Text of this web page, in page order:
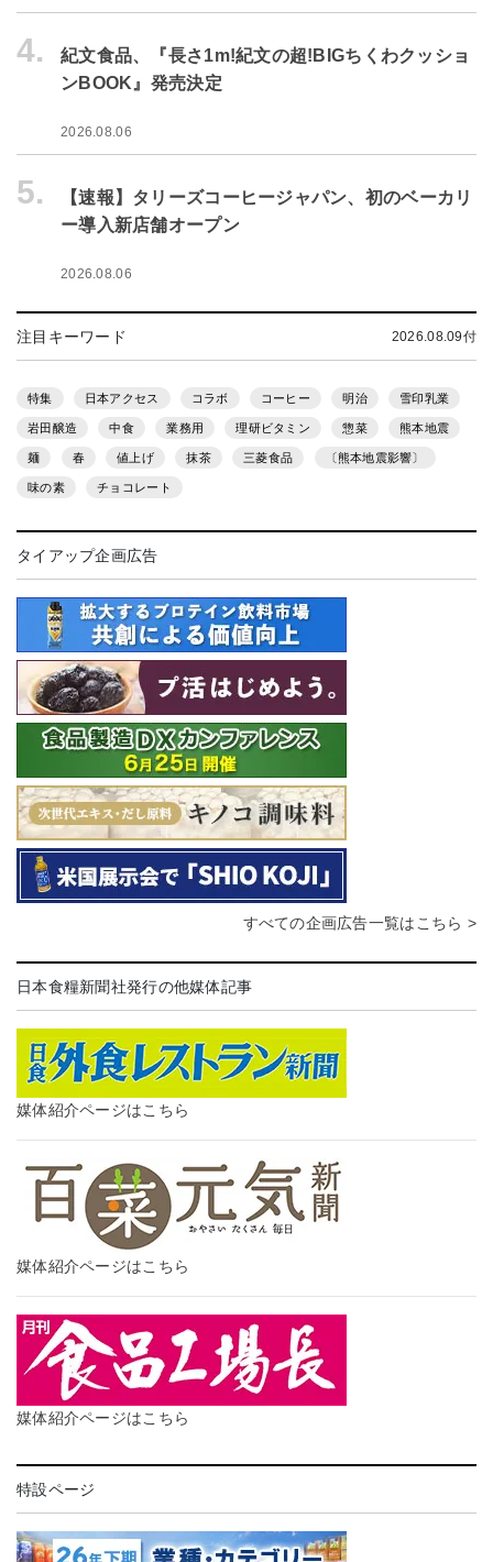
4.
紀文食品、『長さ1m!紀文の超!BIGちくわクッショ
ンBOOK』発売決定
2026.08.06
5.
【速報】タリーズコーヒージャパン、初のベーカリ
ー導入新店舗オープン
2026.08.06
注目キーワード 2026.08.09付
特集 日本アクセス コラボ コーヒー 明治 雪印乳業
岩田醸造 中食 業務用 理研ビタミン 惣菜 熊本地震
麺 春 値上げ 抹茶 三菱食品 〔熊本地震影響〕
味の素 チョコレート
タイアップ企画広告
すべての企画広告一覧はこちら >
日本食糧新聞社発行の他媒体記事
媒体紹介ページはこちら
媒体紹介ページはこちら
媒体紹介ページはこちら
特設ページ